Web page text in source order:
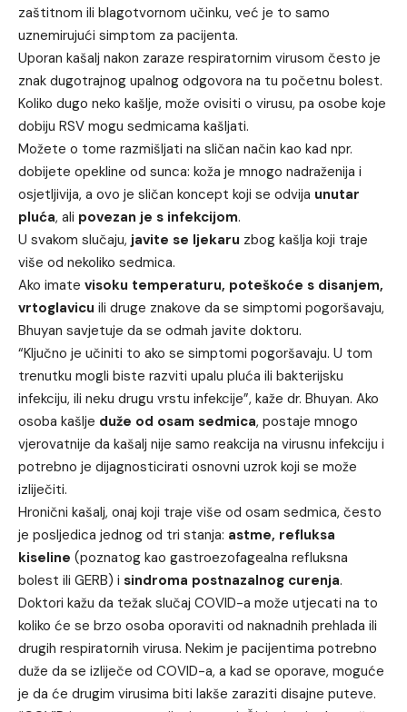
zaštitnom ili blagotvornom učinku, već je to samo
uznemirujući simptom za pacijenta.
Uporan kašalj nakon zaraze respiratornim virusom često je
znak dugotrajnog upalnog odgovora na tu početnu bolest.
Koliko dugo neko kašlje, može ovisiti o virusu, pa osobe koje
dobiju RSV mogu sedmicama kašljati.
Možete o tome razmišljati na sličan način kao kad npr.
dobijete opekline od sunca: koža je mnogo nadraženija i
osjetljivija, a ovo je sličan koncept koji se odvija unutar
pluća, ali povezan je s infekcijom.
U svakom slučaju, javite se ljekaru zbog kašlja koji traje
više od nekoliko sedmica.
Ako imate visoku temperaturu, poteškoće s disanjem,
vrtoglavicu ili druge znakove da se simptomi pogoršavaju,
Bhuyan savjetuje da se odmah javite doktoru.
“Ključno je učiniti to ako se simptomi pogoršavaju. U tom
trenutku mogli biste razviti upalu pluća ili bakterijsku
infekciju, ili neku drugu vrstu infekcije”, kaže dr. Bhuyan. Ako
osoba kašlje duže od osam sedmica, postaje mnogo
vjerovatnije da kašalj nije samo reakcija na virusnu infekciju i
potrebno je dijagnosticirati osnovni uzrok koji se može
izliječiti.
Hronični kašalj, onaj koji traje više od osam sedmica, često
je posljedica jednog od tri stanja: astme, refluksa
kiseline (poznatog kao gastroezofagealna refluksna
bolest ili GERB) i sindroma postnazalnog curenja.
Doktori kažu da težak slučaj COVID-a može utjecati na to
koliko će se brzo osoba oporaviti od naknadnih prehlada ili
drugih respiratornih virusa. Nekim je pacijentima potrebno
duže da se izliječe od COVID-a, a kad se oporave, moguće
je da će drugim virusima biti lakše zaraziti disajne puteve.